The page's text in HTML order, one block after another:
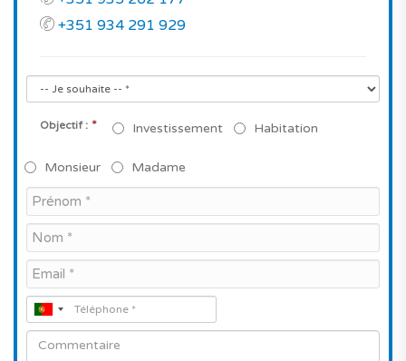
+351 934 291 929
Objectif : * Investissement Habitation
Monsieur Madame